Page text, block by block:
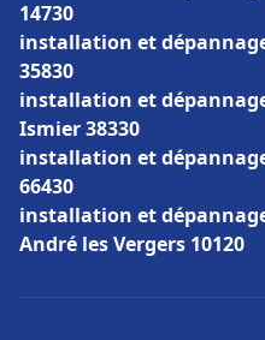
14730
installation et
35830
installation et
Ismier 38330
installation et
66430
installation et
André les Vergers 10120